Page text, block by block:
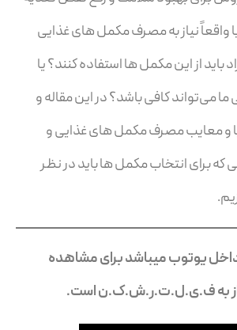
واقعاً نیاز به مصرف مکمل های غذایی
باید از این مکمل ها استفاده کنند؟ یا
می‌تواند کافی باشد؟ در این مقاله و
و معایب مصرف مکمل های غذایی و
برای انتخاب مکمل ها باید در نظر
یوتوب میباشد برای مشاهده
به ف.ی.ل.ت.ر.ش.ک.ن است.